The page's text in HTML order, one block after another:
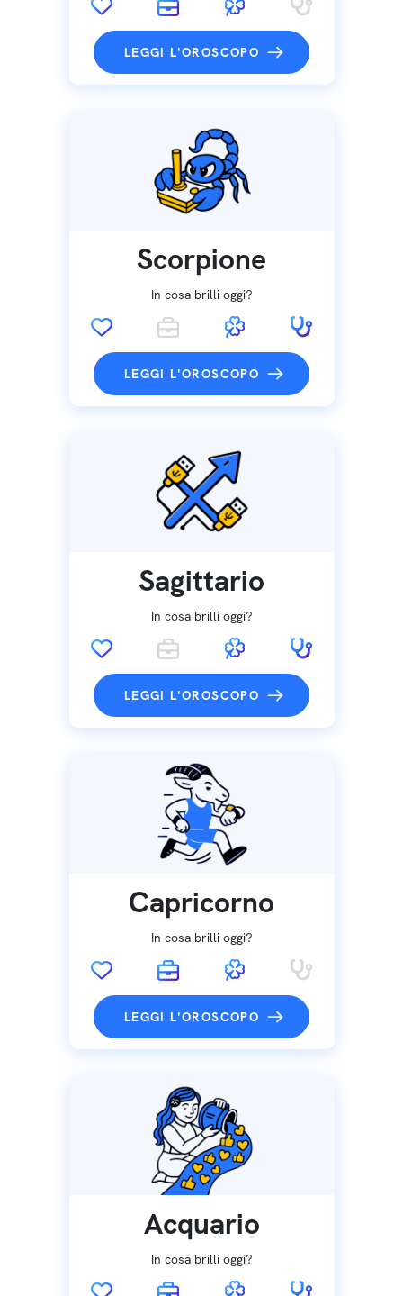
LEGGI L'OROSCOPO
Scorpione
In cosa brilli oggi?
LEGGI L'OROSCOPO
Sagittario
In cosa brilli oggi?
LEGGI L'OROSCOPO
Capricorno
In cosa brilli oggi?
LEGGI L'OROSCOPO
Acquario
In cosa brilli oggi?